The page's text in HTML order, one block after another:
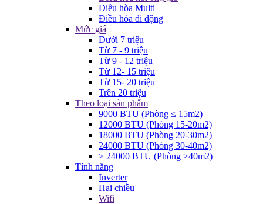
Điều hòa Multi
Điều hòa di động
Mức giá
Dưới 7 triệu
Từ 7 - 9 triệu
Từ 9 - 12 triệu
Từ 12- 15 triệu
Từ 15- 20 triệu
Trên 20 triệu
Theo loại sản phẩm
9000 BTU (Phòng ≤ 15m2)
12000 BTU (Phòng 15-20m2)
18000 BTU (Phòng 20-30m2)
24000 BTU (Phòng 30-40m2)
≥ 24000 BTU (Phòng >40m2)
Tính năng
Inverter
Hai chiều
Wifi